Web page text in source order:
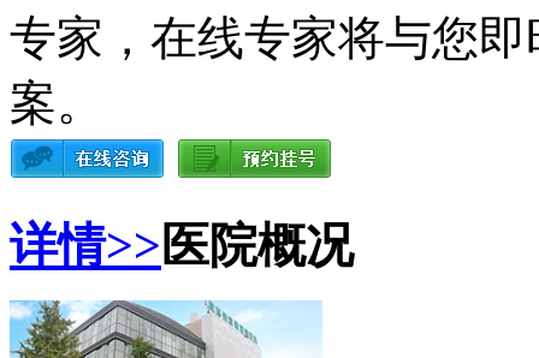
专家，在线专家将与您
案。
详情>> 医院概况